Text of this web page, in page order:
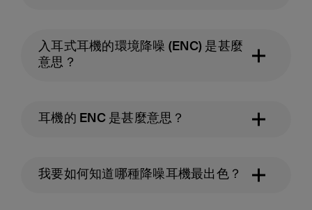
入耳式耳機的環境降噪 (ENC) 是甚麼
意思？
耳機的 ENC 是甚麼意思？
我要如何知道哪種降噪耳機最出色？